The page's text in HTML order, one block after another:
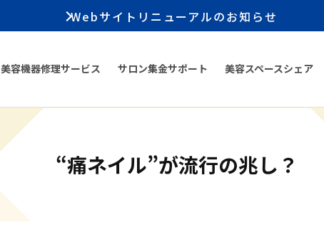
Webサイトリニューアルのお知らせ
美容機器修理サービス サロン集金サポート 美容スペースシェア
“痛ネイル”が流行の兆し？